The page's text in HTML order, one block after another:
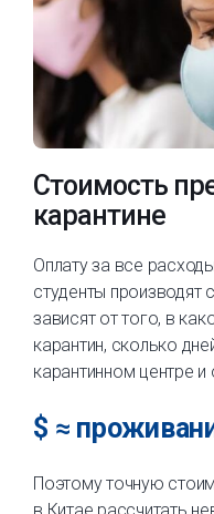
Стоимость
карантине
Оплату за все
студенты производят
зависят от того, в
карантин, сколько
карантинном центре
$ ≈
Поэтому точную